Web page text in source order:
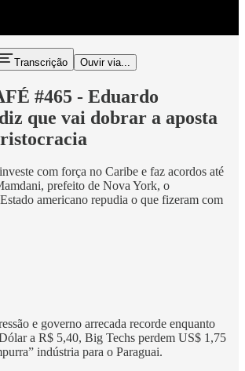
Transcrição Ouvir via...
#465 - Eduardo
que vai dobrar a aposta
com força no Caribe e faz acordos até
prefeito de Nova York, o
americano repudia o que fizeram com
e governo arrecada recorde enquanto
a R$ 5,40, Big Techs perdem US$ 1,75
indústria para o Paraguai.